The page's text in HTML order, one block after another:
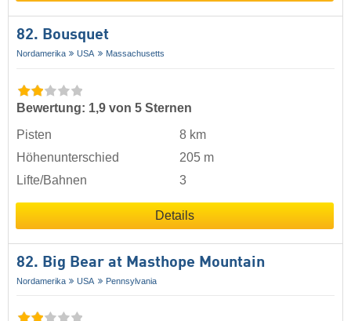
82. Bousquet
Nordamerika USA Massachusetts
Bewertung: 1,9 von 5 Sternen
Pisten
8 km
Höhenunterschied
205 m
Lifte/Bahnen
3
Details
82. Big Bear at Masthope Mountain
Nordamerika USA Pennsylvania